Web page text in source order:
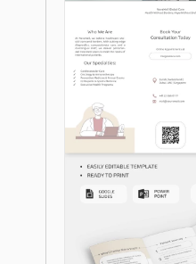
Google Slides
Brochure du